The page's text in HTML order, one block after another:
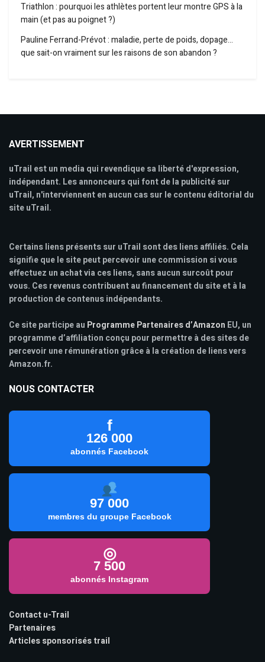
Triathlon : pourquoi les athlètes portent leur montre GPS à la
main (et pas au poignet ?)
Pauline Ferrand-Prévot : maladie, perte de poids, dopage…
que sait-on vraiment sur les raisons de son abandon ?
AVERTISSEMENT
uTrail est un media qui revendique sa liberté d'expression,
indépendant. Les annonceurs qui font de la publicité sur
uTrail, n'interviennent en aucun cas sur le contenu éditorial du
site uTrail.
Certains liens présents sur uTrail sont des liens affiliés. Cela
signifie que le site peut percevoir une commission si vous
effectuez un achat via ces liens, sans aucun surcoût pour
vous. Ces revenus contribuent au financement du site et à la
production de contenus indépendants.
Ce site participe au Programme Partenaires d’Amazon EU, un
programme d’affiliation conçu pour permettre à des sites de
percevoir une rémunération grâce à la création de liens vers
Amazon.fr.
NOUS CONTACTER
f
126 000
abonnés Facebook
97 000
membres du groupe Facebook
◎
7 500
abonnés Instagram
Contact u-Trail
Partenaires
Articles sponsorisés trail